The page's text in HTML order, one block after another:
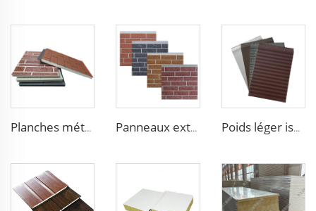
Planches métalliques extérieures préfabriquées pour maison, panneaux sandwich en polyuréthane insonorisés Panneaux extérieurs étanches à l'eau en mousse de polyuréthane, panneaux de mur extérieur isolants ignifuges en métal avec finition PU Poids léger isolation intérieure et extérieure murale panneau sandwich en polyuréthane panneaux en polyuréthane